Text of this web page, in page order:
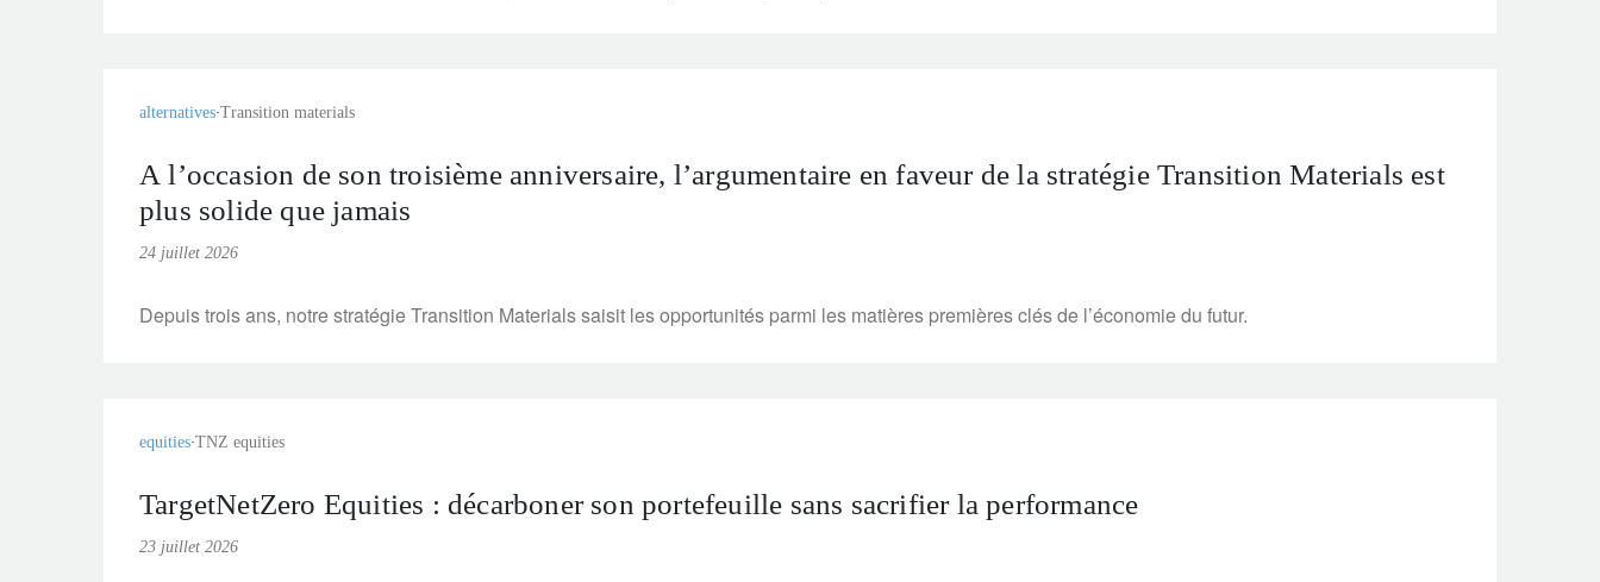
alternatives Transition materials
A l’occasion de son troisième anniversaire, l’argumentaire en faveur de la stratégie Transition Materials est
plus solide que jamais
24 juillet 2026
Depuis trois ans, notre stratégie Transition Materials saisit les opportunités parmi les matières premières clés de l’économie du futur.
equities TNZ equities
TargetNetZero Equities : décarboner son portefeuille sans sacrifier la performance
23 juillet 2026